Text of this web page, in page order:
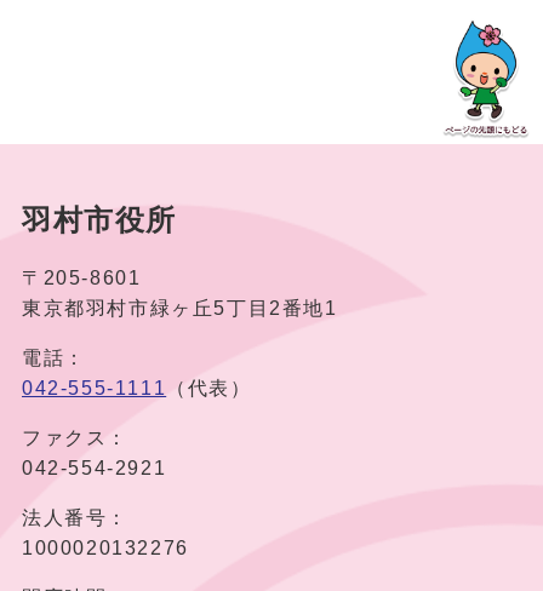
羽村市役所
〒205-8601
東京都羽村市緑ヶ丘5丁目2番地1
電話：
042-555-1111
（代表）
ファクス：
042-554-2921
法人番号：
1000020132276